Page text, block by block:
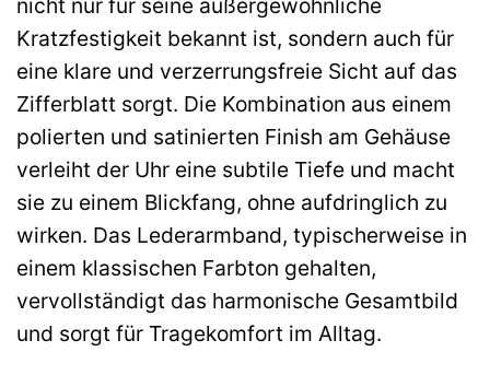
nicht nur für seine außergewöhnliche
Kratzfestigkeit bekannt ist, sondern auch für
eine klare und verzerrungsfreie Sicht auf das
Zifferblatt sorgt. Die Kombination aus einem
polierten und satinierten Finish am Gehäuse
verleiht der Uhr eine subtile Tiefe und macht
sie zu einem Blickfang, ohne aufdringlich zu
wirken. Das Lederarmband, typischerweise in
einem klassischen Farbton gehalten,
vervollständigt das harmonische Gesamtbild
und sorgt für Tragekomfort im Alltag.